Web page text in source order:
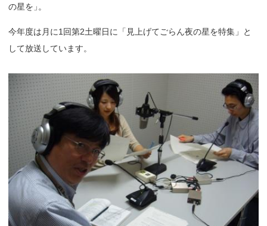
の星を 」 。
今年度は月に1回第2土曜日に「見上げてごらん夜の星を特集」と
して放送しています。